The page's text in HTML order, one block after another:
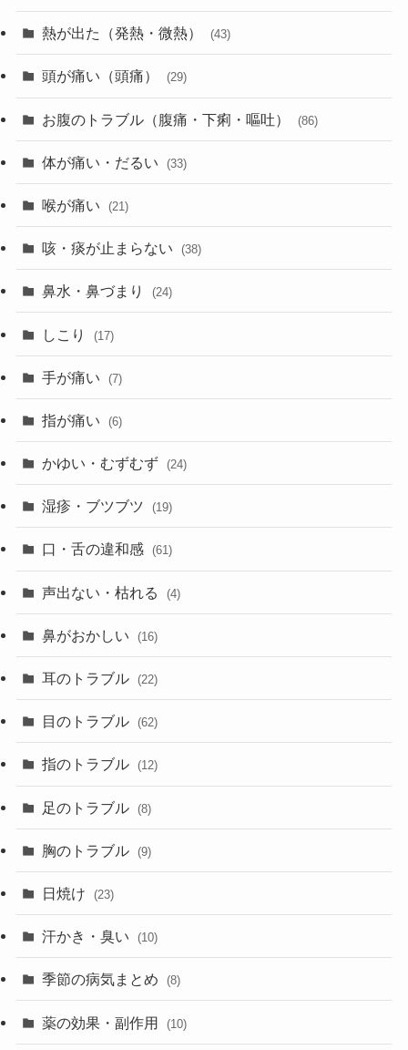
熱が出た（発熱・微熱） (43)
頭が痛い（頭痛） (29)
お腹のトラブル（腹痛・下痢・嘔吐） (86)
体が痛い・だるい (33)
喉が痛い (21)
咳・痰が止まらない (38)
鼻水・鼻づまり (24)
しこり (17)
手が痛い (7)
指が痛い (6)
かゆい・むずむず (24)
湿疹・ブツブツ (19)
口・舌の違和感 (61)
声出ない・枯れる (4)
鼻がおかしい (16)
耳のトラブル (22)
目のトラブル (62)
指のトラブル (12)
足のトラブル (8)
胸のトラブル (9)
日焼け (23)
汗かき・臭い (10)
季節の病気まとめ (8)
薬の効果・副作用 (10)